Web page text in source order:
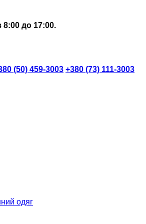
до 17:00.
(50) 459-3003 +380 (73) 111-3003
одяг